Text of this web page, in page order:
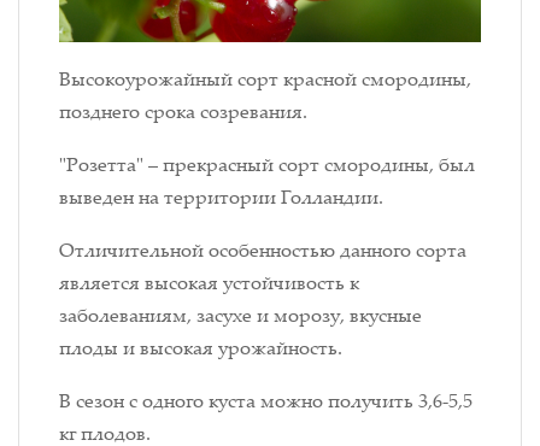
Высокоурожайный сорт красной смородины,
позднего срока созревания.
"Розетта" – прекрасный сорт смородины, был
выведен на территории Голландии.
Отличительной особенностью данного сорта
является высокая устойчивость к
заболеваниям, засухе и морозу, вкусные
плоды и высокая урожайность.
В сезон с одного куста можно получить 3,6-5,5
кг плодов.